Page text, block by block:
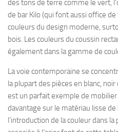
des tons de terre comme le vert,
de bar Kilo (qui font aussi office
couleurs du design moderne,
bois. Les couleurs du coussin
également dans la gamme de
La voie contemporaine se
la plupart des pièces en blanc, noir
est un parfait exemple de
davantage sur le matériau lisse
l’introduction de la couleur dans